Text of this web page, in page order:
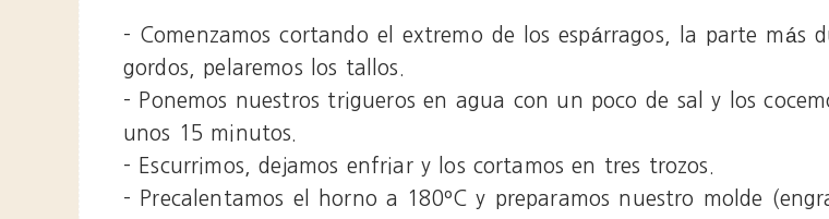
- Comenzamos cortando el extremo de los espárragos, la parte más
gordos, pelaremos los tallos.
- Ponemos nuestros trigueros en agua con un poco de sal y los
unos 15 minutos.
- Escurrimos, dejamos enfriar y los cortamos en tres trozos.
- Precalentamos el horno a 180ºC y preparamos nuestro molde